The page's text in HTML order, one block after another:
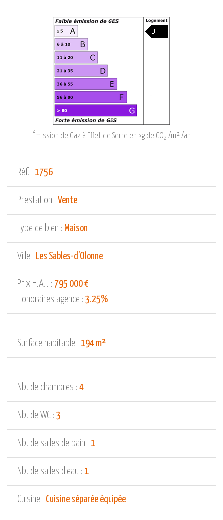
Émission de Gaz à Effet de Serre en kg de CO2 /m² /an
Réf. : 1756
Prestation : Vente
Type de bien : Maison
Ville : Les Sables-d'Olonne
Prix H.A.I. : 795 000 €
Honoraires agence : 3.25%
Surface habitable : 194 m²
Nb. de chambres : 4
Nb. de WC : 3
Nb. de salles de bain : 1
Nb. de salles d'eau : 1
Cuisine : Cuisine séparée équipée